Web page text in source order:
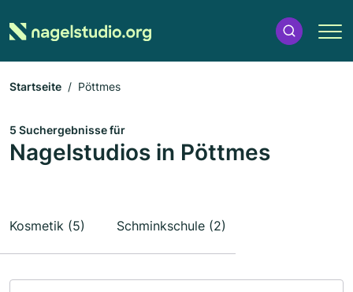
Startseite Pöttmes
5 Suchergebnisse für
Nagelstudios in Pöttmes
Kosmetik (5) Schminkschule (2)